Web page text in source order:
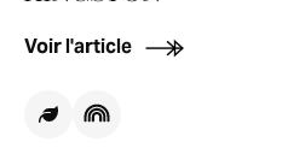
Voir l'article